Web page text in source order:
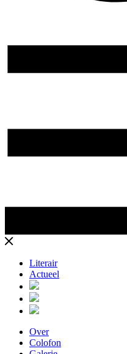
Literair
Actueel
Over
Colofon